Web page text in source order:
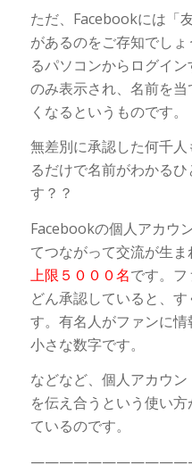
ただ、Facebookには「
があるのをご存知でし
るパソコンからログイ
のみ表示され、名前を
くなるというものです。
無差別に承認した何千
るだけで名前がわかる
す？？
Facebookの個人アカウ
てつながって交流が生ま
上限５０００名です。
どん承認していると、
す。有名人がファンに
小さな数字です。
などなど、個人アカウ
を伝え合うという使い
ているのです。